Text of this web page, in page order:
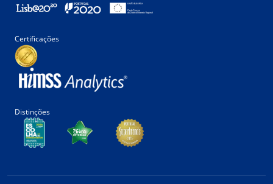
Certificações
Distinções